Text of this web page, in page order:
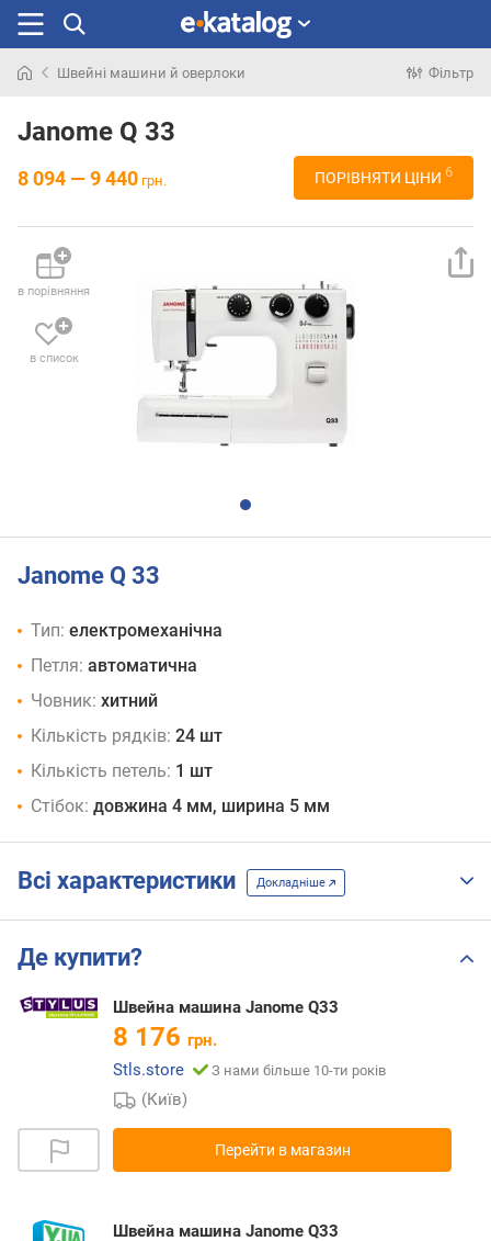
раніше
Швейні машини й оверлоки Фільтр
Janome Q 33
8 094 — 9 440 грн. ПОРІВНЯТИ ЦІНИ 6
в порівняння
в список
Janome Q 33
Тип: електромеханічна
Петля: автоматична
Човник: хитний
Кількість рядків: 24 шт
Кількість петель: 1 шт
Стібок: довжина 4 мм, ширина 5 мм
Всі характеристики Докладніше
Де купити?
Швейна машина Janome Q33
8 176 грн.
Stls.store
З нами більше 10-ти років
(Київ)
Перейти в магазин
Швейна машина Janome Q33